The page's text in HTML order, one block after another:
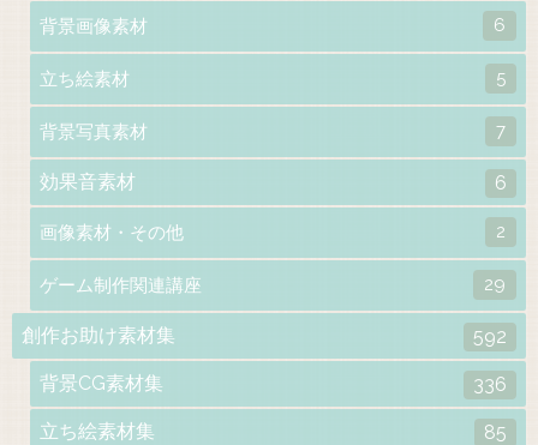
背景画像素材 6
立ち絵素材 5
背景写真素材 7
効果音素材 6
画像素材・その他 2
ゲーム制作関連講座 29
創作お助け素材集 592
背景CG素材集 336
立ち絵素材集 85